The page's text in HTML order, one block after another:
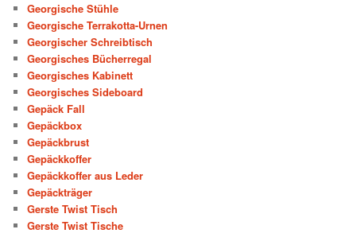
Georgische Stühle
Georgische Terrakotta-Urnen
Georgischer Schreibtisch
Georgisches Bücherregal
Georgisches Kabinett
Georgisches Sideboard
Gepäck Fall
Gepäckbox
Gepäckbrust
Gepäckkoffer
Gepäckkoffer aus Leder
Gepäckträger
Gerste Twist Tisch
Gerste Twist Tische